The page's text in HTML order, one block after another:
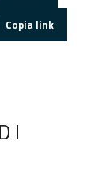
Copia link